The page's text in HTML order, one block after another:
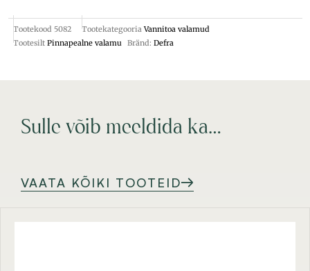
Tootekood 5082 Tootekategooria Vannitoa valamud
Tootesilt Pinnapealne valamu Bränd: Defra
Sulle võib meeldida ka…
VAATA KÕIKI TOOTEID